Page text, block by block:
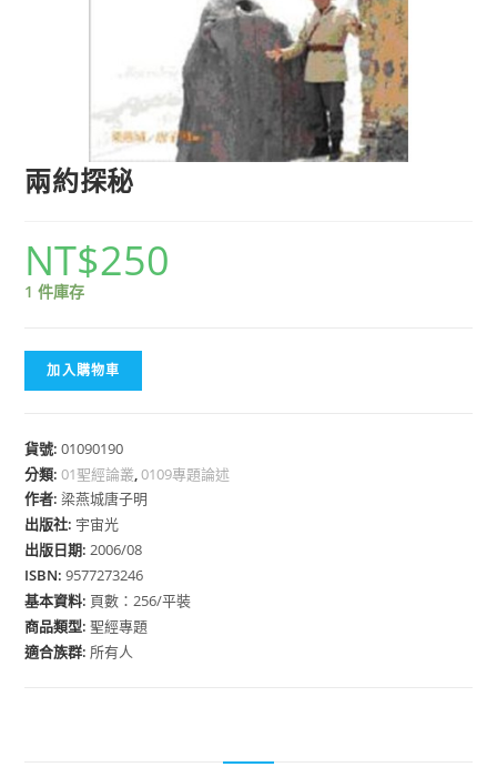
兩約探秘
NT$250
1 件庫存
加入購物車
貨號:01090190
分類:01聖經論叢,0109專題論述
作者:梁燕城唐子明
出版社: 宇宙光
出版日期:2006/08
ISBN:9577273246
基本資料: 頁數：256/平裝
商品類型:聖經專題
適合族群:所有人